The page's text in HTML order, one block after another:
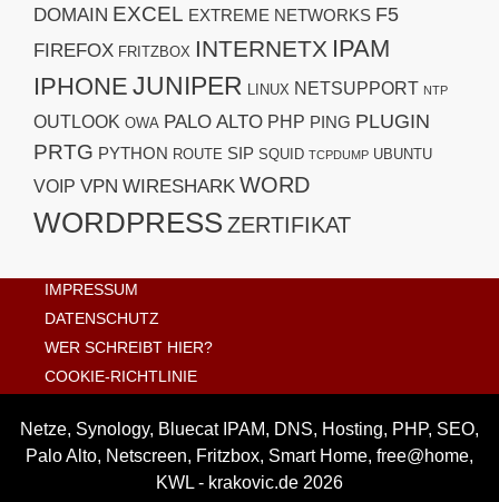
DOMAIN EXCEL EXTREME NETWORKS F5
FIREFOX FRITZBOX INTERNETX IPAM
IPHONE JUNIPER LINUX NETSUPPORT NTP
OUTLOOK OWA PALO ALTO PHP PING PLUGIN
PRTG PYTHON ROUTE SIP SQUID TCPDUMP UBUNTU
VOIP VPN WIRESHARK WORD
WORDPRESSZERTIFIKAT
IMPRESSUM
DATENSCHUTZ
WER SCHREIBT HIER?
COOKIE-RICHTLINIE
Netze, Synology, Bluecat IPAM, DNS, Hosting, PHP, SEO,
Palo Alto, Netscreen, Fritzbox, Smart Home, free@home,
KWL - krakovic.de 2026